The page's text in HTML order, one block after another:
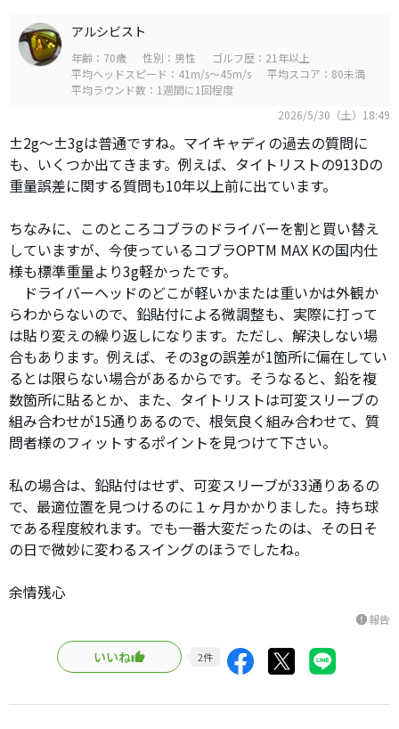
アルシビスト
年齢：70歳 性別：男性
ゴルフ歴：21年以上
平均ヘッドスピード：41m/s～45m/s
平均スコア：80未満
平均ラウンド数：1週間に1回程度
2026/5/30（土）18:49
±2g〜±3gは普通ですね。マイキャディの過去の質問に
も、いくつか出てきます。例えば、タイトリストの913Dの
重量誤差に関する質問も10年以上前に出ています。
ちなみに、このところコブラのドライバーを割と買い替え
していますが、今使っているコブラOPTM MAX Kの国内仕
様も標準重量より3g軽かったです。
ドライバーヘッドのどこが軽いかまたは重いかは外観か
らわからないので、鉛貼付による微調整も、実際に打って
は貼り変えの繰り返しになります。ただし、解決しない場
合もあります。例えば、その3gの誤差が1箇所に偏在してい
るとは限らない場合があるからです。そうなると、鉛を複
数箇所に貼るとか、また、タイトリストは可変スリーブの
組み合わせが15通りあるので、根気良く組み合わせて、質
問者様のフィットするポイントを見つけて下さい。
私の場合は、鉛貼付はせず、可変スリーブが33通りあるの
で、最適位置を見つけるのに１ヶ月かかりました。持ち球
である程度絞れます。でも一番大変だったのは、その日そ
の日で微妙に変わるスイングのほうでしたね。
余情残心
report報告
いいね 2件